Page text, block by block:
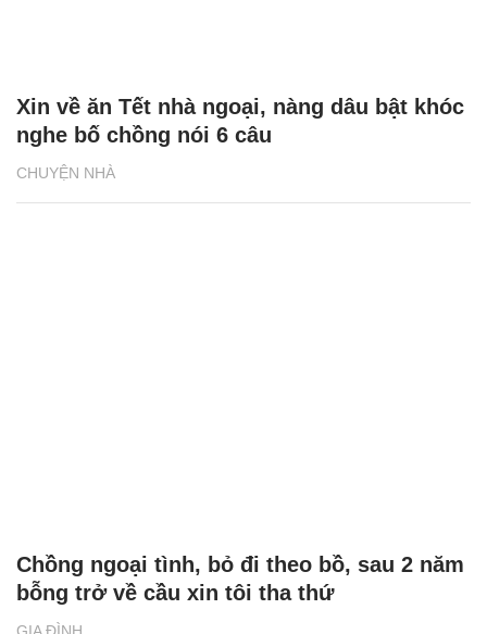
CHUYỆN NHÀ
Xin về ăn Tết nhà ngoại, nàng dâu bật khóc
nghe bố chồng nói 6 câu
Chồng ngoại tình, bỏ đi theo bồ, sau 2 năm
bỗng trở về cầu xin tôi tha thứ